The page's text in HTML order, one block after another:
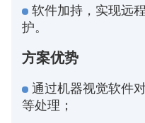
软件加持，实现远
护。
方案优势
通过机器视觉软件
等处理；